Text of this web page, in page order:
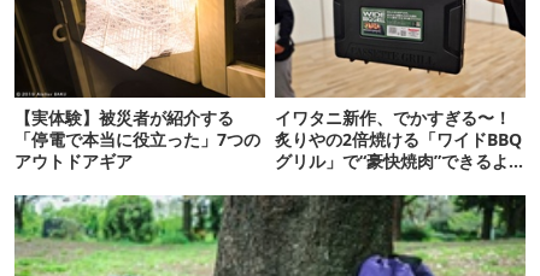
【実体験】被災者が紹介する
「停電で本当に役立った」7つの
アウトドアギア
イワタニ新作、でかすぎる〜！
炙りやの2倍焼ける「ワイドBBQ
グリル」で“豪快焼肉”できるよ